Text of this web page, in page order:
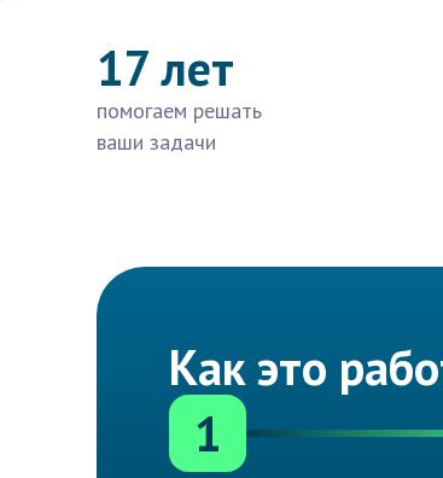
17 лет
помогаем решать
ваши задачи
Как это
1